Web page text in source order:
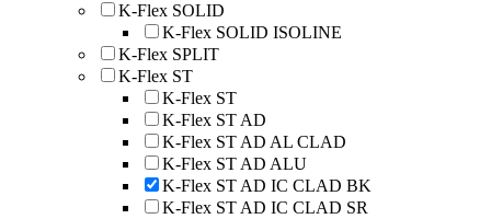
K-Flex SOLID
K-Flex SOLID ISOLINE
K-Flex SPLIT
K-Flex ST
K-Flex ST
K-Flex ST AD
K-Flex ST AD AL CLAD
K-Flex ST AD ALU
K-Flex ST AD IC CLAD BK
K-Flex ST AD IC CLAD SR